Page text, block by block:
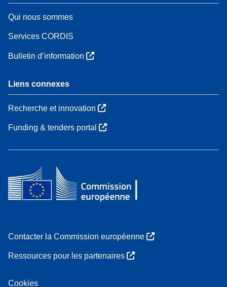
Qui nous sommes
Services CORDIS
Bulletin d’information
Liens connexes
Recherche et innovation
Funding & tenders portal
Contacter la Commission européenne
Ressources pour les partenaires
Cookies